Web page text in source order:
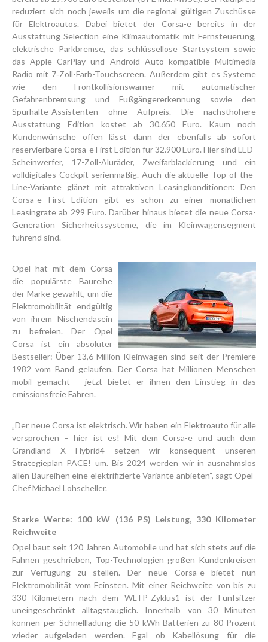
reduziert sich noch jeweils um die regional gültigen Zuschüsse
für Elektroautos. Dabei bietet der Corsa-e bereits in der
Ausstattung Selection eine Klimaautomatik mit Fernsteuerung,
elektrische Parkbremse, das schlüssellose Startsystem sowie
das Apple CarPlay und Android Auto kompatible Multimedia
Radio mit 7‑Zoll-Farb-Touchscreen. Außerdem gibt es Systeme
wie den Frontkollisionswarner mit automatischer
Gefahrenbremsung und Fußgängererkennung sowie den
Spurhalte-Assistenten ohne Aufpreis. Die nächsthöhere
Ausstattung Edition kostet ab 30.650 Euro. Kaum noch
Kundenwünsche offen lässt dann der ebenfalls ab sofort
reservierbare Corsa-e First Edition für 32.900 Euro. Hier sind LED-
Scheinwerfer, 17-Zoll-Aluräder, Zweifarblackierung und ein
volldigitales Cockpit serienmäßig. Auch die aktuelle Top-of-the-
Line-Variante glänzt mit attraktiven Leasingkonditionen: Den
Corsa-e First Edition gibt es schon zu einer monatlichen
Leasingrate ab 299 Euro. Darüber hinaus bietet die neue Corsa-
Generation Sicherheitssysteme, die im Kleinwagensegment
führend sind.
Opel hat mit dem Corsa
die populärste Baureihe
der Marke gewählt, um die
Elektromobilität endgültig
von ihrem Nischendasein
zu befreien. Der Opel
Corsa ist ein absoluter
Bestseller: Über 13,6 Million Kleinwagen sind seit der Premiere
1982 vom Band gelaufen. Der Corsa hat Millionen Menschen
mobil gemacht – jetzt bietet er ihnen den Einstieg in das
emissionsfreie Fahren.
„Der neue Corsa ist elektrisch. Wir haben ein Elektroauto für alle
versprochen – hier ist es! Mit dem Corsa-e und auch dem
Grandland X Hybrid4 setzen wir konsequent unseren
Strategieplan PACE! um. Bis 2024 werden wir in ausnahmslos
allen Baureihen eine elektrifizierte Variante anbieten“, sagt Opel-
Chef Michael Lohscheller.
Starke Werte: 100 kW (136 PS) Leistung, 330 Kilometer
Reichweite
Opel baut seit 120 Jahren Automobile und hat sich stets auf die
Fahnen geschrieben, Top-Technologien großen Kundenkreisen
zur Verfügung zu stellen. Der neue Corsa-e bietet nun
Elektromobilität vom Feinsten. Mit einer Reichweite von bis zu
330 Kilometern nach dem WLTP-Zyklus1 ist der Fünfsitzer
uneingeschränkt alltagstauglich. Innerhalb von 30 Minuten
können per Schnellladung die 50 kWh-Batterien zu 80 Prozent
wieder aufgeladen werden. Egal ob Kabellösung für die